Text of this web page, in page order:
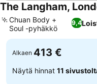
The Langham,
9,4
Chuan Body +
Soul -pyhäkkö
Alkaen 413 €
Näytä hinnat 11